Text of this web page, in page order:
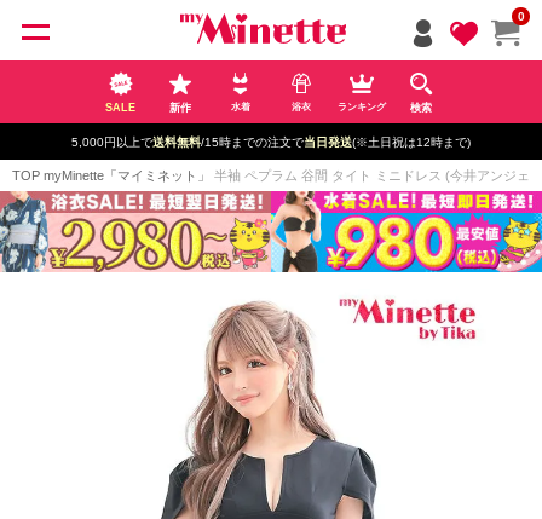
0
SALE 新作 水着 浴衣 ランキング 検索
5,000円以上で送料無料/15時までの注文で当日発送(※土日祝は12時まで)
TOP myMinette「マイミネット」 半袖 ペプラム 谷間 タイト ミニドレス (今井アンジェ
ペー
ジト
ップ